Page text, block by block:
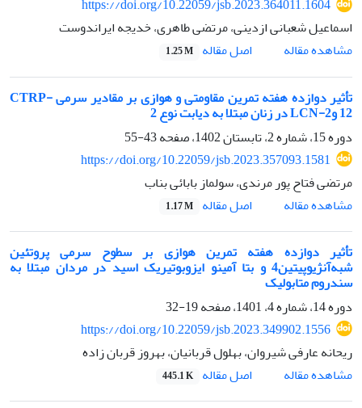
https://doi.org/10.22059/jsb.2023.364011.1604
اسماعیل شعبانی ازدینی، مرتضی طاهری، خدیجه ایراندوست
مشاهده مقاله
اصل مقاله 1.25 M
تأثیر دوازده هفته تمرین مقاومتی و هوازی بر مقادیر سرمی CTRP-
12 وLCN-2 در زنان مبتلا به دیابت نوع 2
دوره 15، شماره 2، تابستان 1402، صفحه
43-55
https://doi.org/10.22059/jsb.2023.357093.1581
مرتضی فتاح پور مرندی، سولماز بابائی بناب
مشاهده مقاله
اصل مقاله 1.17 M
تأثیر دوازده هفته تمرین هوازی بر سطوح سرمی پروتئین
شبه‌آنژیوپیتین4 و بتا آمینو ایزوبوتیریک اسید در مردان مبتلا به
سندروم متابولیک
دوره 14، شماره 4، 1401، صفحه
19-32
https://doi.org/10.22059/jsb.2023.349902.1556
ریحانه عارفی شیروان، بهلول قربانیان، بهروز قربان زاده
مشاهده مقاله
اصل مقاله 445.1 K